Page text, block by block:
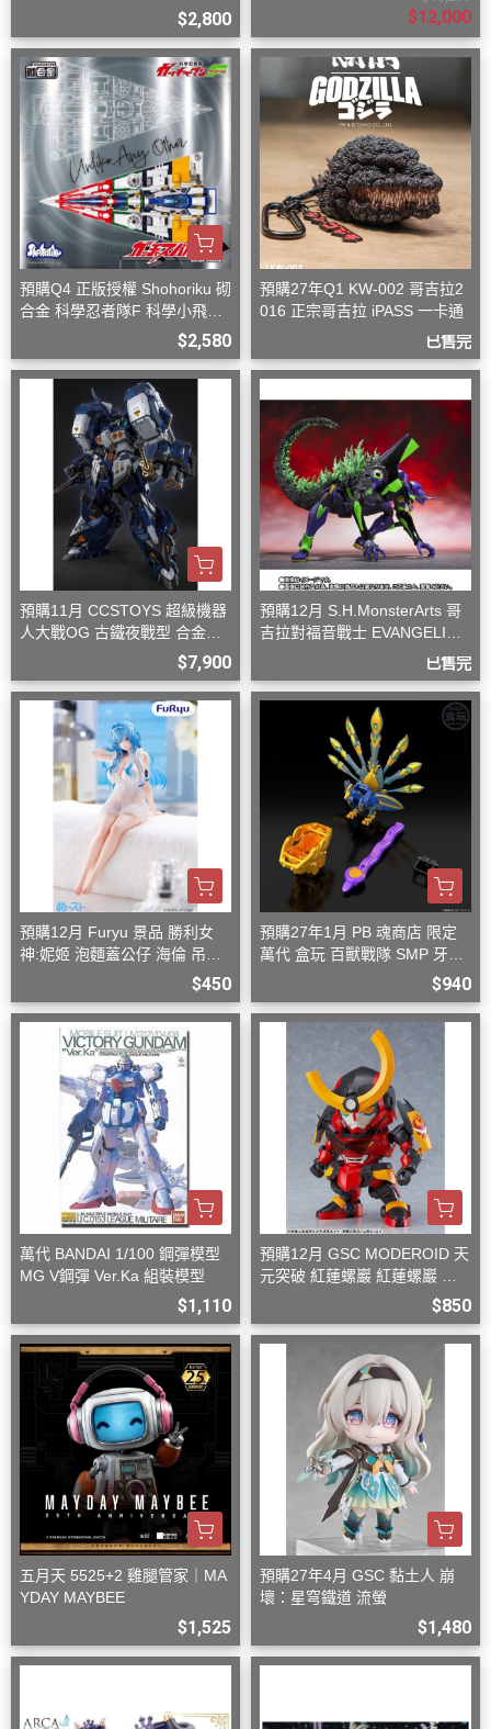
$2,800 $12,000
預購Q4 正版授權 Shohoriku 砌
合金 科學忍者隊F 科學小飛俠
$2,580
預購27年Q1 KW-002 哥吉拉2
016 正宗哥吉拉 iPASS 一卡通
已售完
預購11月 CCSTOYS 超級機器
人大戰OG 古鐵夜戰型 合金可
$7,900
預購12月 S.H.MonsterArts 哥
吉拉對福音戰士 EVANGELION
已售完
預購12月 Furyu 景品 勝利女
神:妮姬 泡麵蓋公仔 海倫 吊帶
$450
預購27年1月 PB 魂商店 限定
萬代 盒玩 百獸戰隊 SMP 牙吠
$940
萬代 BANDAI 1/100 鋼彈模型
MG V鋼彈 Ver.Ka 組裝模型
$1,110
預購12月 GSC MODEROID 天
元突破 紅蓮螺巖 紅蓮螺巖 再
$850
五月天 5525+2 雞腿管家｜MA
YDAY MAYBEE
$1,525
預購27年4月 GSC 黏土人 崩
壞：星穹鐵道 流螢
$1,480